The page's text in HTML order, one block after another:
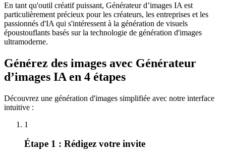
En tant qu'outil créatif puissant, Générateur d’images IA est
particulièrement précieux pour les créateurs, les entreprises et les
passionnés d'IA qui s'intéressent à la génération de visuels
époustouflants basés sur la technologie de génération d'images
ultramoderne.
Générez des images avec Générateur
d’images IA en 4 étapes
Découvrez une génération d'images simplifiée avec notre interface
intuitive :
1
Étape 1 : Rédigez votre invite